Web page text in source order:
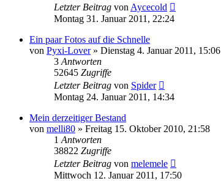
Letzter Beitrag von Aycecold
Montag 31. Januar 2011, 22:24
Ein paar Fotos auf die Schnelle
von Pyxi-Lover» Dienstag 4. Januar 2011, 15:06
3 Antworten
52645 Zugriffe
Letzter Beitrag von Spider
Montag 24. Januar 2011, 14:34
Mein derzeitiger Bestand
von melli80 » Freitag 15. Oktober 2010, 21:58
1 Antworten
38822 Zugriffe
Letzter Beitrag von melemele
Mittwoch 12. Januar 2011, 17:50